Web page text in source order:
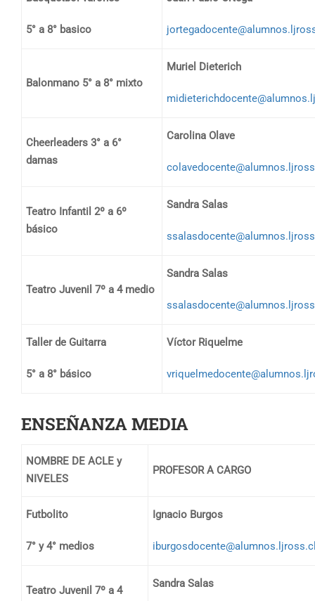
5° a 8° basico
Balonmano 5° a 8° mixto
Muriel Dieterich
Cheerleaders 3° a 6°
damas
Carolina Olave
Teatro Infantil 2º a 6º
básico
Sandra Salas
Teatro Juvenil 7º a 4 medio
Sandra Salas
Taller de Guitarra
5° a 8° básico
Víctor Riquelme
ENSEÑANZA MEDIA
NOMBRE DE ACLE y
NIVELES
PROFESOR A CARGO
Futbolito
7° y 4° medios
Ignacio Burgos
Teatro Juvenil 7º a 4
Sandra Salas